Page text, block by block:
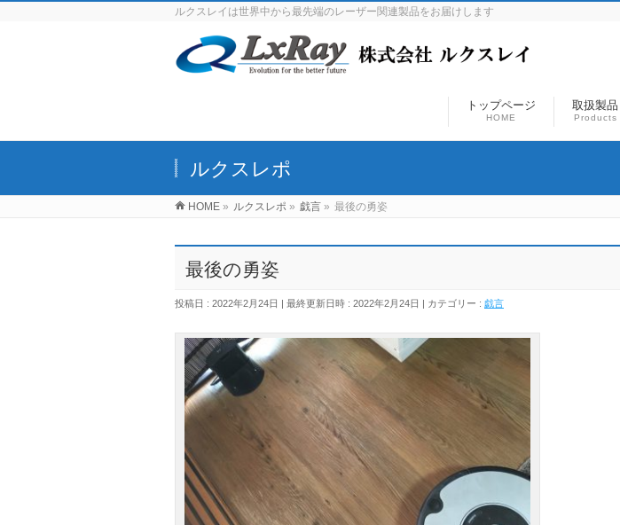
ルクスレイは世界中から最先端のレーザー関連製品をお届けします
トップページ
HOME
取扱製品
Products
ルクスレポ
HOME » ルクスレポ » 戯言 » 最後の勇姿
最後の勇姿
投稿日 : 2022年2月24日 最終更新日時 : 2022年2月24日 カテゴリー : 戯言